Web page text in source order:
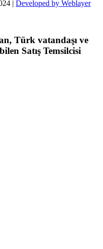
| Developed by Weblayer
Türk vatandaşı ve
Satış Temsilcisi